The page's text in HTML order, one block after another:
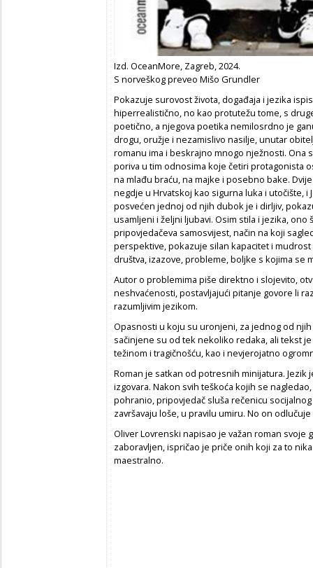
Izd. OceanMore, Zagreb, 2024.
S norveškog preveo Mišo Grundler
Pokazuje surovost života, događaja i jezika
hiperrealistično, no kao protutežu tome, s
poetično, a njegova poetika nemilosrdno je
drogu, oružje i nezamislivo nasilje, unutar
romanu ima i beskrajno mnogo nježnosti. Ona
poriva u tim odnosima koje četiri protagonista
na mlađu braću, na majke i posebno bake.
negdje u Hrvatskoj kao sigurna luka i utočište, i
posvećen jednoj od njih dubok je i dirljiv,
usamljeni i željni ljubavi. Osim stila i jezika,
pripovjedačeva samo­svijest, način na koji
perspektive, pokazuje silan kapacitet i
društva, izazove, probleme, boljke s kojima se
Autor o problemima piše direktno i slojevito,
neshvaćenosti, postavljajući pitanje govore li
razumljivim jezikom.
Opasnosti u koju su uronjeni, za jednog od
sačinjene su od tek nekoliko redaka, ali tekst
težinom i tragičnošću, kao i nevjerojatno
Roman je satkan od potresnih minijatura. Jezik
izgovara. Nakon svih teškoća kojih se
pohranio, pripovjedač sluša rečenicu
završavaju loše, u pravilu umiru. No on
Oliver Lovrenski napisao je važan roman svoje
zaboravljen, ispričao je priče onih koji za to
maestralno.